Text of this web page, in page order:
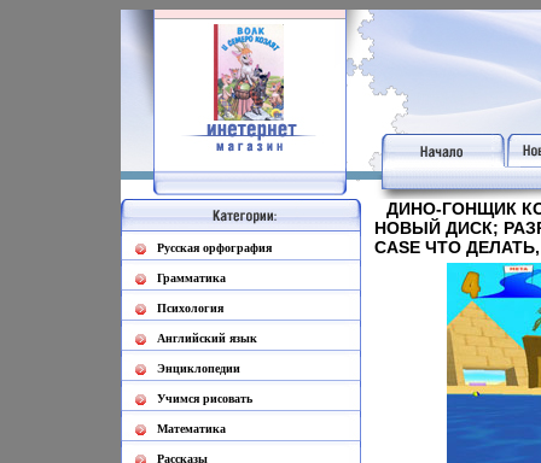
Русская орфография
Грамматика
Психология
Английский язык
Энциклопедии
Учимся рисовать
Математика
Рассказы
ДИНО-ГОНЩИК
НОВЫЙ ДИСК;
CASE ЧТО